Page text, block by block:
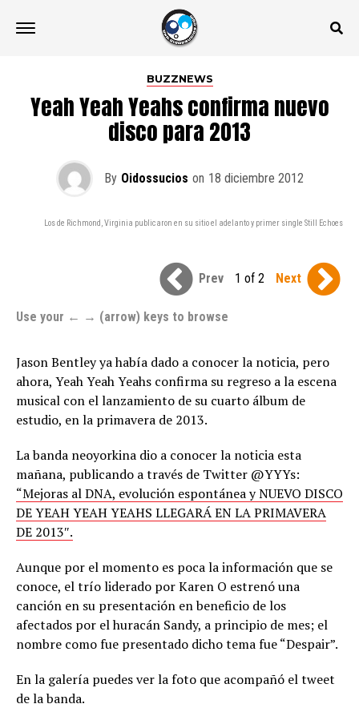
BUZZNEWS
Yeah Yeah Yeahs confirma nuevo
disco para 2013
By Oidossucios on 18 diciembre 2012
Los de Richmond, Virginia publicaron en su sitio el adelanto y primer single Still Echoes
Prev 1 of 2 Next
Use your ← → (arrow) keys to browse
Jason Bentley ya había dado a conocer la noticia, pero
ahora, Yeah Yeah Yeahs confirma su regreso a la escena
musical con el lanzamiento de su cuarto álbum de
estudio, en la primavera de 2013.
La banda neoyorkina dio a conocer la noticia esta
mañana, publicando a través de Twitter @YYYs:
“Mejoras al DNA, evolución espontánea y NUEVO DISCO
DE YEAH YEAH YEAHS LLEGARÁ EN LA PRIMAVERA
DE 2013″.
Aunque por el momento es poca la información que se
conoce, el trío liderado por Karen O estrenó una
canción en su presentación en beneficio de los
afectados por el huracán Sandy, a principio de mes; el
nombre como fue presentado dicho tema fue “Despair”.
En la galería puedes ver la foto que acompañó el tweet
de la banda.